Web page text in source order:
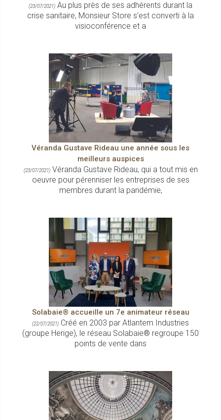
(23/07/2021) Au plus près de ses adhérents durant la
crise sanitaire, Monsieur Store s’est converti à la
visioconférence et a
Véranda Gustave Rideau une année sous les
meilleurs auspices
(23/07/2021)Véranda Gustave Rideau, qui a tout mis en
oeuvre pour pérenniser les entreprises de ses
membres durant la pandémie,
Solabaie® accueille un 7e animateur réseau
(22/07/2021) Créé en 2003 par Atlantem Industries
(groupe Herige), le réseau Solabaie® regroupe 150
points de vente dans